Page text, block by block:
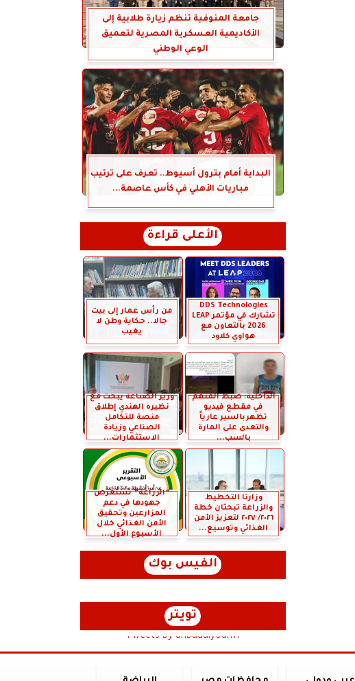
جامعة المنوفية تنظم زيارة طلابية إلى
الأكاديمية العسكرية المصرية لتعميق
الوعي الوطني
البداية أمام بترول أسيوط.. تعرف على ترتيب
مباريات الأهلي في كأس عاصمة...
الأعلى قراءة
DDS Technologies
تشارك في مؤتمر LEAP
2026 بالتعاون مع
هواوي كلاود
من رأس عمار إلى بيت
جالا.. حكاية وطن لا
يغيب
الداخلية: ضبط المتهم
في مقطع فيديو
تظهربالسير عارياً
والتعدى على المارة
بالسب...
وزير الصناعة يبحث مع
نظيره الهندي إطلاق
منصة للتكامل
الصناعي وزيادة
الاستثمارات...
وزارتا التخطيط
والزراعة تبحثان خطة
٢٠٢٦/ ٢٠٢٧ لتعزيز الأمن
الغذائي وتوسيع...
”الزراعة” تستعرض
جهودها في دعم
المزارعين وتحقيق
الأمن الغذائي خلال
الأسبوع الأول...
الفيس بوك
تويتر
Tweets by anbaaalyoum1